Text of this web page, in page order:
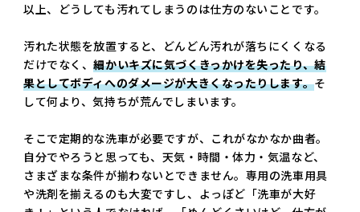
以上、どうしても汚れてしまうのは仕方のないことです。
汚れた状態を放置すると、どんどん汚れが落ちにくくなる
だけでなく、細かいキズに気づくきっかけを失ったり、結
果としてボディへのダメージが大きくなったりします。そ
して何より、気持ちが荒んでしまいます。
そこで定期的な洗車が必要ですが、これがなかなか曲者。
自分でやろうと思っても、天気・時間・体力・気温など、
さまざまな条件が揃わないとできません。専用の洗車用具
や洗剤を揃えるのも大変ですし、よっぽど「洗車が大好